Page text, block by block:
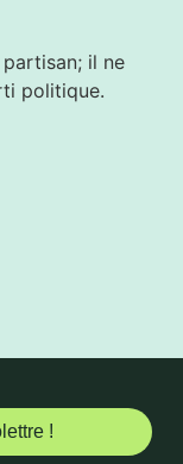
il ne
politique.
!